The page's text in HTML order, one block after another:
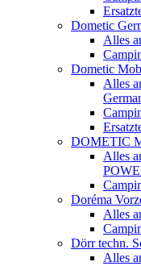
Dometic
Alles
Dometic
Alles
DOMETIC
Alles
Doréma
Alles
Dörr techn.
Alles